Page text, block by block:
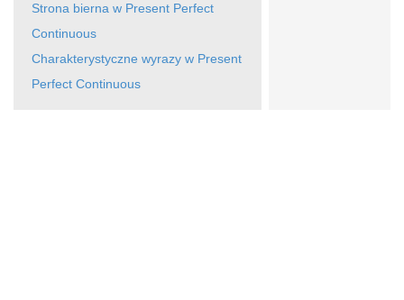
Strona bierna w Present Perfect
Continuous
Charakterystyczne wyrazy w Present
Perfect Continuous